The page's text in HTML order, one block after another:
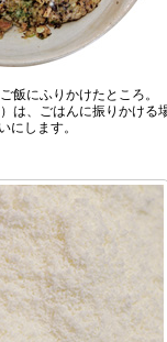
飯にふりかけたところ。
は、ごはんに振りかける
にします。